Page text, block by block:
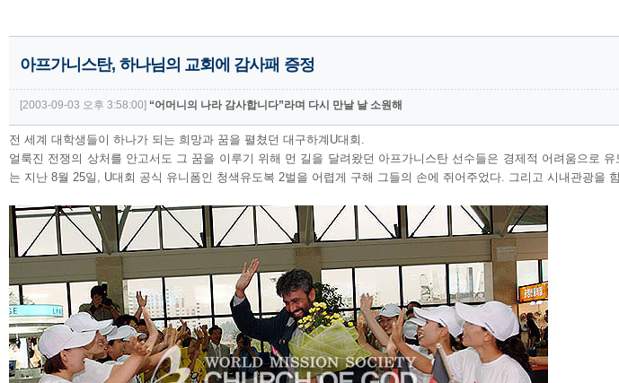
아프가니스탄, 하나님의 교회에 감사패 증정
[2003-09-03 오후 3:58:00] “어머니의 나라 감사합니다”라며 다시 만날 날 소원해
전 세계 대학생들이 하나가 되는 희망과 꿈을 펼쳤던 대구하계U대회.
얼룩진 전쟁의 상처를 안고서도 그 꿈을 이루기 위해 먼 길을 달려왔던 아프가니스탄 선수들은 경제적 어려움으로
는 지난 8월 25일, U대회 공식 유니폼인 청색유도복 2벌을 어렵게 구해 그들의 손에 쥐어주었다. 그리고 시내관광을